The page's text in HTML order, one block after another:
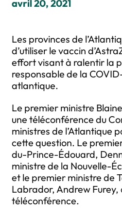
avril 20, 2021
Les provinces de
d’utiliser le vaccin
effort visant à ralentir la
responsable de la
atlantique.
Le premier ministre
une téléconférence du
ministres de l’Atlantique
cette question. Le
du-Prince-Édouard,
ministre de la Nouvelle-
et le premier ministre de
Labrador, Andrew
téléconférence.